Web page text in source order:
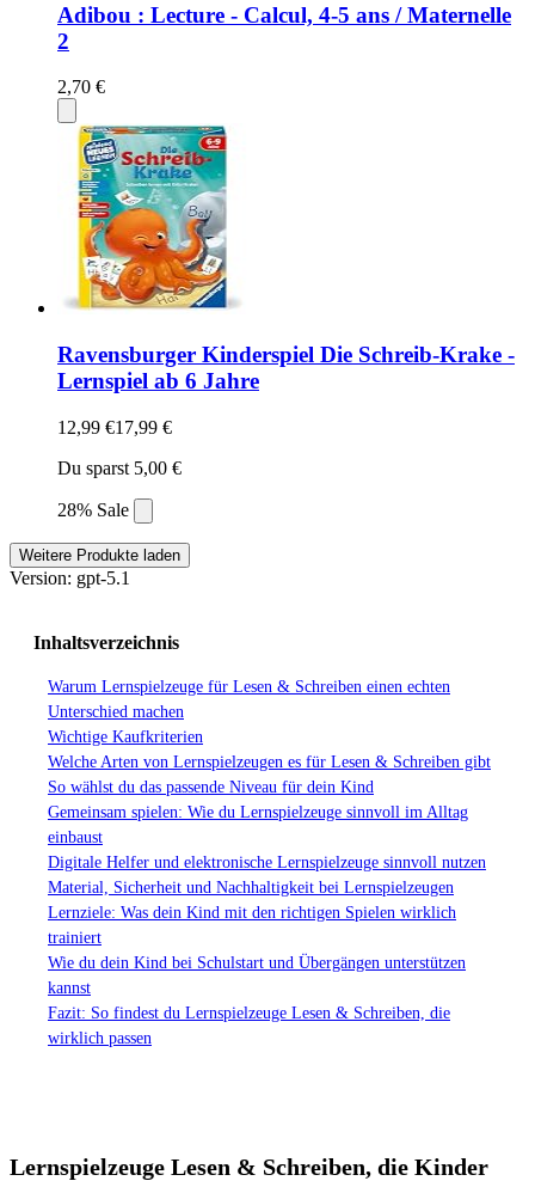
Adibou : Lecture - Calcul, 4-5 ans / Maternelle
2
2,70 €
Ravensburger Kinderspiel Die Schreib-Krake -
Lernspiel ab 6 Jahre
12,99 €17,99 €
Du sparst 5,00 €
28% Sale
Weitere Produkte laden
Version: gpt-5.1
Lernspielzeuge Lesen & Schreiben, die Kinder
Inhaltsverzeichnis
Warum Lernspielzeuge für Lesen & Schreiben einen echten
Unterschied machen
Wichtige Kaufkriterien
Welche Arten von Lernspielzeugen es für Lesen & Schreiben gibt
So wählst du das passende Niveau für dein Kind
Gemeinsam spielen: Wie du Lernspielzeuge sinnvoll im Alltag
einbaust
Digitale Helfer und elektronische Lernspielzeuge sinnvoll nutzen
Material, Sicherheit und Nachhaltigkeit bei Lernspielzeugen
Lernziele: Was dein Kind mit den richtigen Spielen wirklich
trainiert
Wie du dein Kind bei Schulstart und Übergängen unterstützen
kannst
Fazit: So findest du Lernspielzeuge Lesen & Schreiben, die
wirklich passen